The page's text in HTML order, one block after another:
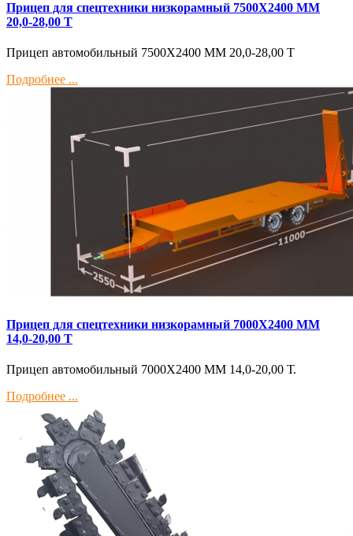
Прицеп для спецтехники низкорамный 7500Х2400 ММ
20,0-28,00 Т
Прицеп автомобильный 7500Х2400 ММ 20,0-28,00 Т
Подробнее ...
Прицеп для спецтехники низкорамный 7000Х2400 ММ
14,0-20,00 Т
Прицеп автомобильный 7000Х2400 ММ 14,0-20,00 Т.
Подробнее ...